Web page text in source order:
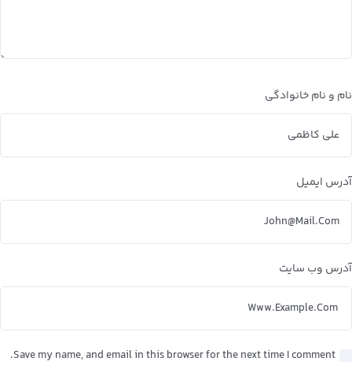
نام و نام خانوادگی
آدرس ایمیل
آدرس وب سایت
Save my name, and email in this browser for the next time I comment.